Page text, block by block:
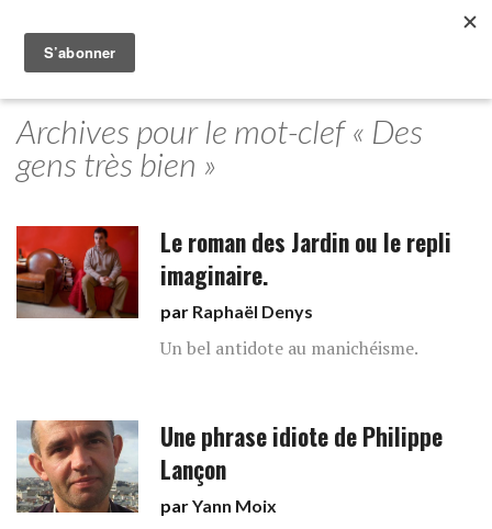
Archives pour le mot-clef « Des
gens très bien »
Le roman des Jardin ou le repli
imaginaire.
par Raphaël Denys
Un bel antidote au manichéisme.
Une phrase idiote de Philippe
Lançon
parYann Moix